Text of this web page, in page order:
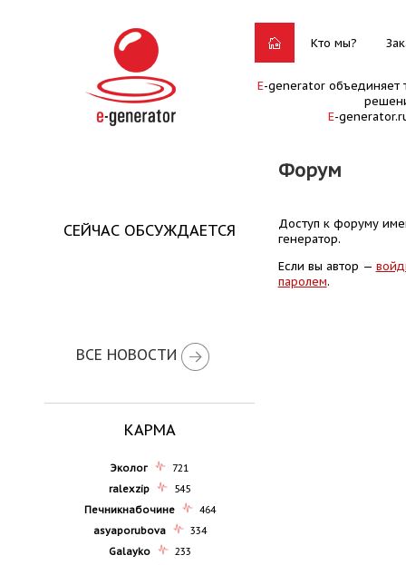
Кто мы?
E-generator объединяет
E-
Форум
СЕЙЧАС ОБСУЖДАЕТСЯ
ВСЕ НОВОСТИ
КАРМА
Эколог
721
ralexzip
545
Печникнабочине
464
asyaporubova
334
Galayko
233
Доступ к форуму
генератор.
Если вы автор —
паролем.